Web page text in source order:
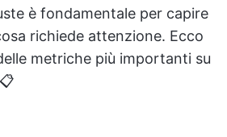
è fondamentale per capire
richiede attenzione. Ecco
metriche più importanti su